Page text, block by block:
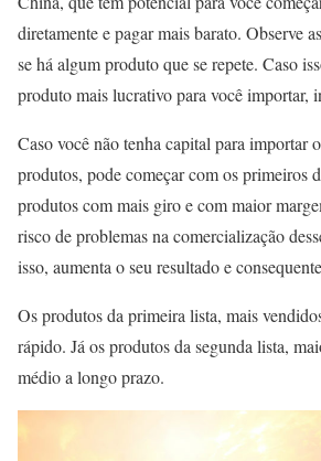
diretamente e pagar mais barato. Observe
se há algum produto que se repete. Caso
produto mais lucrativo para você importar,
Caso você não tenha capital para importar
produtos, pode começar com os primeiros
produtos com mais giro e com maior
risco de problemas na comercialização
isso, aumenta o seu resultado e
Os produtos da primeira lista, mais
rápido. Já os produtos da segunda lista,
médio a longo prazo.